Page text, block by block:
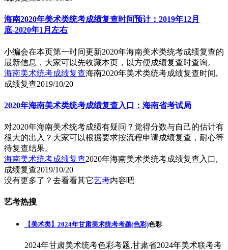
海南2020年美术类统考成绩复查时间预计：2019年12月
底-2020年1月左右
小编会在本页第一时间更新2020年海南美术类统考成绩复查的
最新信息，大家可以先收藏本页，以方便成绩复查时查询。
海南美术统考成绩复查海南2020年美术类统考成绩复查时间,
成绩复查2019/10/20
2020年海南美术类统考成绩复查入口：海南省考试局
对2020年海南美术统考成绩有疑问？觉得分数与自己的估计有
很大的出入？大家可以根据要求按流程申请成绩复查，耐心等
待复查结果。
海南美术统考成绩复查2020年海南美术类统考成绩复查入口,
成绩复查2019/10/20
没有更多了？去看看其它艺考内容吧
艺考热搜
【美术类】2024年甘肃美术统考考题(色彩)色彩
2024年甘肃美术统考色彩考题,甘肃省2024年美术联考考